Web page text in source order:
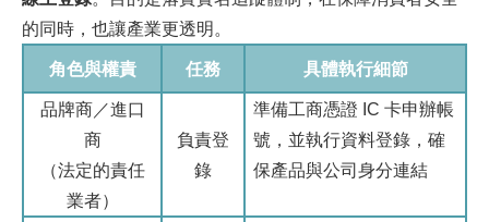
的同時，也讓產業更透明。
角色與權責 任務 具體執行細節
品牌商／進口
商
（法定的責任
業者）
負責登
錄
準備工商憑證 IC 卡申辦帳
號，並執行資料登錄，確
保產品與公司身分連結